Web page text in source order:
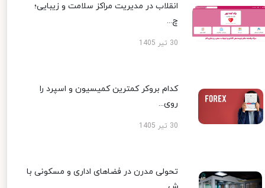
انقلاب در مدیریت مراکز سلامت و زیبایی؛
چ...
30 تیر 1405
کدام بروکر کمترین کمیسیون و اسپرد را
روی...
30 تیر 1405
تحولی مدرن در فضاهای اداری و مسکونی با